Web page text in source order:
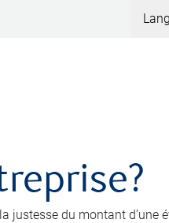
justesse du montant d’une